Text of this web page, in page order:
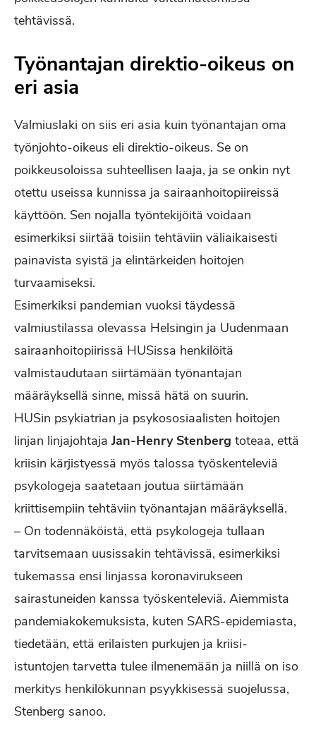
tehtävissä.
Työnantajan direktio-oikeus on
eri asia
Valmiuslaki on siis eri asia kuin työnantajan oma
työnjohto-oikeus eli direktio-oikeus. Se on
poikkeusoloissa suhteellisen laaja, ja se onkin nyt
otettu useissa kunnissa ja sairaanhoitopiireissä
käyttöön. Sen nojalla työntekijöitä voidaan
esimerkiksi siirtää toisiin tehtäviin väliaikaisesti
painavista syistä ja elintärkeiden hoitojen
turvaamiseksi.
Esimerkiksi pandemian vuoksi täydessä
valmiustilassa olevassa Helsingin ja Uudenmaan
sairaanhoitopiirissä HUSissa henkilöitä
valmistaudutaan siirtämään työnantajan
määräyksellä sinne, missä hätä on suurin.
HUSin psykiatrian ja psykososiaalisten hoitojen
linjan linjajohtaja Jan-Henry Stenberg toteaa, että
kriisin kärjistyessä myös talossa työskenteleviä
psykologeja saatetaan joutua siirtämään
kriittisempiin tehtäviin työnantajan määräyksellä.
– On todennäköistä, että psykologeja tullaan
tarvitsemaan uusissakin tehtävissä, esimerkiksi
tukemassa ensi linjassa koronavirukseen
sairastuneiden kanssa työskenteleviä. Aiemmista
pandemiakokemuksista, kuten SARS-epidemiasta,
tiedetään, että erilaisten purkujen ja kriisi-
istuntojen tarvetta tulee ilmenemään ja niillä on iso
merkitys henkilökunnan psyykkisessä suojelussa,
Stenberg sanoo.